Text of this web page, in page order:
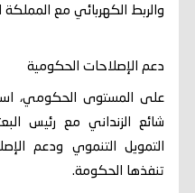
والربط الكهربائي مع المملكة
دعم الإصلاحات الحكومية
على المستوى الحكومي،
شائع الزنداني مع رئيس
التمويل التنموي ودعم
تنفذها الحكومة.